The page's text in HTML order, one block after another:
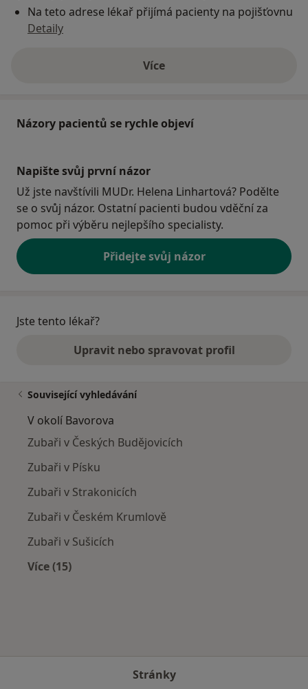
Na teto adrese lékař přijímá pacienty na pojišťovnu
Detaily
Víceo adrese
Názory pacientů se rychle objeví
Napište svůj první názor
Už jste navštívili MUDr. Helena Linhartová? Podělte
se o svůj názor. Ostatní pacienti budou vděční za
pomoc při výběru nejlepšího specialisty.
Přidejte svůj názor
Jste tento lékař?
Upravit nebo spravovat profil
Související vyhledávání
V okolí Bavorova
Zubaři v Českých Budějovicích
Zubaři v Písku
Zubaři v Strakonicích
Zubaři v Českém Krumlově
Zubaři v Sušicích
Více (15)
Stránky